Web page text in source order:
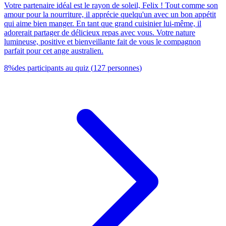
Votre partenaire idéal est le rayon de soleil, Felix ! Tout comme son
amour pour la nourriture, il apprécie quelqu'un avec un bon appétit
qui aime bien manger. En tant que grand cuisinier lui-même, il
adorerait partager de délicieux repas avec vous. Votre nature
lumineuse, positive et bienveillante fait de vous le compagnon
parfait pour cet ange australien.
8%des participants au quiz (127 personnes)